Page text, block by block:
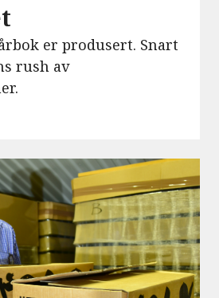
er produsert. Snart
rush av